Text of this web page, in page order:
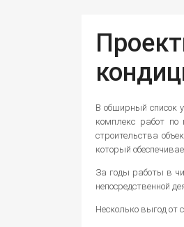
В обширный список
комплекс работ
строительства
который
За годы работы в
непосредственной
Несколько выгод от